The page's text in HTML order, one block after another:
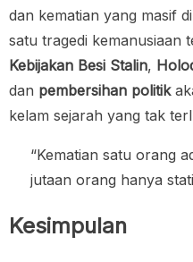
dan kematian yang masif
satu tragedi kemanusiaan
Kebijakan Besi Stalin,
dan pembersihan politik
kelam sejarah yang tak
“Kematian satu orang
jutaan orang hanya
Kesimpulan